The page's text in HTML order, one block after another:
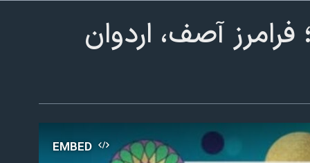
آصف، اردوان
EMBED